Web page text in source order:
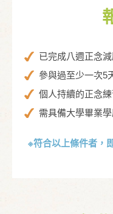
已完成八週正念
參與過至少一次5
個人持續的正念練
需具備大學畢業
※符合以上條件者，